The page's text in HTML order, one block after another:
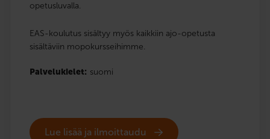
opetusluvalla.
EAS-koulutus sisältyy myös kaikkiin ajo-opetusta
sisältäviin mopokursseihimme.
Palvelukielet: suomi
Lue lisää ja ilmoittaudu